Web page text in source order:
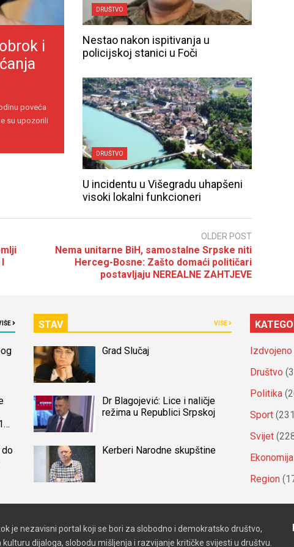
i
poveća
su upozorili
DRUŠTVO
Nestao nakon ispitivanja u
policijskoj stanici u Foči
DRUŠTVO
U incidentu u Višegradu uhapšeni
visoki lokalni funkcioneri
OLDER POST
Nema unitarne BiH, samostalne Srpske niti
Herceg-Bosne: Zašto domaći političari
postavljaju NEREALNE ZAHTJEVE
do
STAV VIŠE
Grad Slučaj
Dr Blagojević: Lice i naličje
režima u Republici Srpskoj
Kerberi Narodne skupštine
Izdvojeno
Društvo
Politika
Sport
Svijet
Ekonomija
Region
je nezavisni portal koji se bori za slobodno i demokratsko društvo,
kulturu dijaloga, slobodu mišljenja i razvijanje kritičke svijesti u društvu.